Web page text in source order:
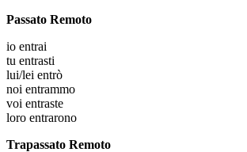
Passato Remoto
io entrai
tu entrasti
lui/lei entrò
noi entrammo
voi entraste
loro entrarono
Trapassato Remoto